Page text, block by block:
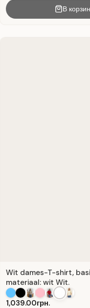
В
List
Wit dames-T-shirt,
materiaal: wit Wit.
1,039.00грн.